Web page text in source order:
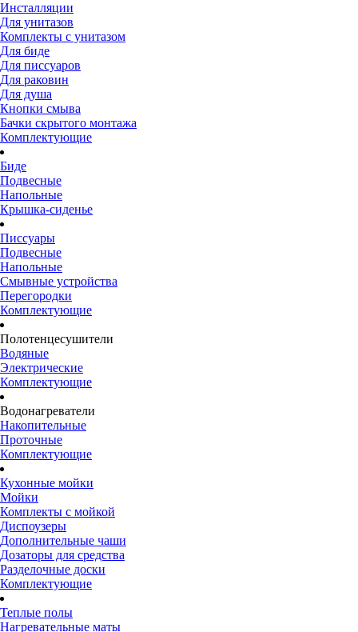
Инсталляции
Для унитазов
Комплекты с унитазом
Для биде
Для писсуаров
Для раковин
Для душа
Кнопки смыва
Бачки скрытого монтажа
Комплектующие
Биде
Подвесные
Напольные
Крышка-сиденье
Писсуары
Подвесные
Напольные
Смывные устройства
Перегородки
Комплектующие
Полотенцесушители
Водяные
Электрические
Комплектующие
Водонагреватели
Накопительные
Проточные
Комплектующие
Кухонные мойки
Мойки
Комплекты с мойкой
Диспоузеры
Дополнительные чаши
Дозаторы для средства
Разделочные доски
Комплектующие
Теплые полы
Нагревательные маты